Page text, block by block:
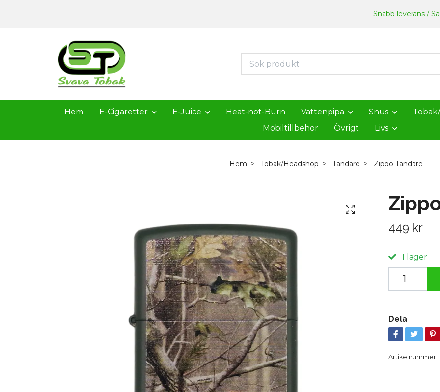
Snabb leverans /
Hem E-Cigaretter E-Juice Heat-not-Burn Vattenpipa Snus
Mobiltillbehör
Övrigt Livs
Hem Tobak/Headshop Tändare Zippo Tändare
449 kr
I lager
Dela
Artikelnummer: